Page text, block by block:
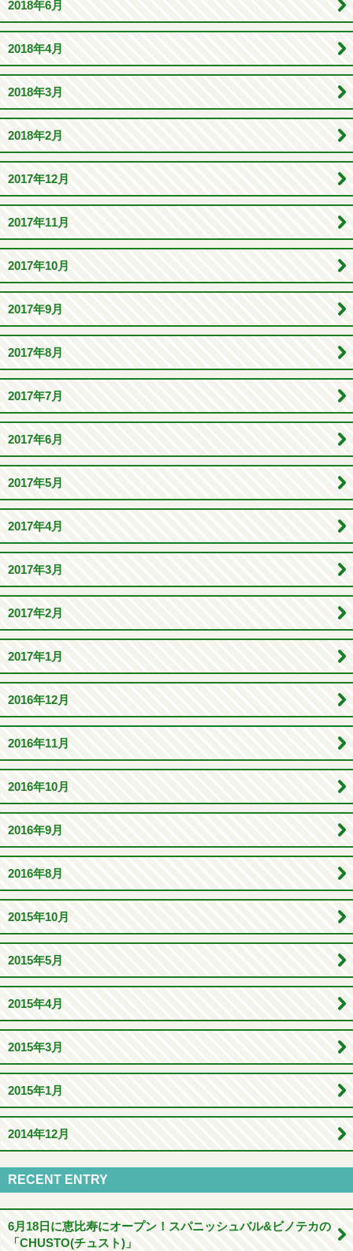
2018年6月
2018年4月
2018年3月
2018年2月
2017年12月
2017年11月
2017年10月
2017年9月
2017年8月
2017年7月
2017年6月
2017年5月
2017年4月
2017年3月
2017年2月
2017年1月
2016年12月
2016年11月
2016年10月
2016年9月
2016年8月
2015年10月
2015年5月
2015年4月
2015年3月
2015年1月
2014年12月
RECENT ENTRY
6月18日に恵比寿にオープン！スパニッシュバル&ビノテカの
「CHUSTO(チュスト)」